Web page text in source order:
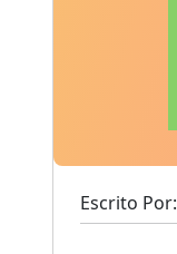
Escrito Por: